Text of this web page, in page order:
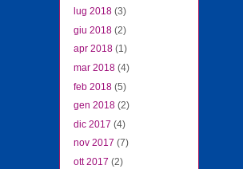
lug 2018 (3)
giu 2018 (2)
apr 2018 (1)
mar 2018 (4)
feb 2018 (5)
gen 2018 (2)
dic 2017 (4)
nov 2017 (7)
ott 2017 (2)